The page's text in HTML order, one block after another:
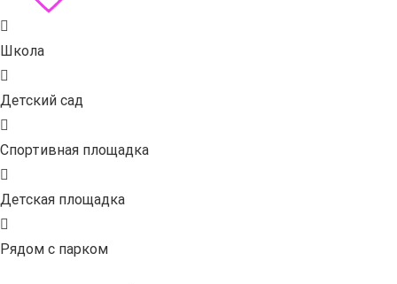
Школа
Детский сад
Спортивная площадка
Детская площадка
Рядом с парком